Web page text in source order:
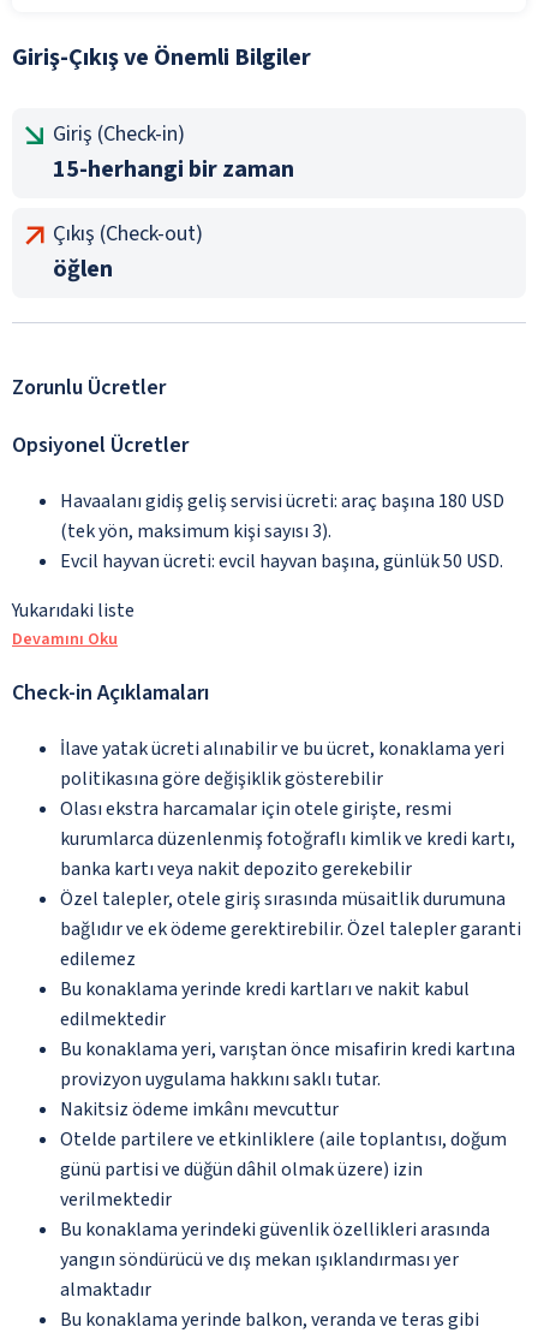
Giriş-Çıkış ve Önemli Bilgiler
Giriş (Check-in)
15-herhangi bir zaman
Çıkış (Check-out)
öğlen
Zorunlu Ücretler
Opsiyonel Ücretler
Havaalanı gidiş geliş servisi ücreti: araç başına 180 USD
(tek yön, maksimum kişi sayısı 3).
Evcil hayvan ücreti: evcil hayvan başına, günlük 50 USD.
Yukarıdaki liste
Devamını Oku
Check-in Açıklamaları
İlave yatak ücreti alınabilir ve bu ücret, konaklama yeri
politikasına göre değişiklik gösterebilir
Olası ekstra harcamalar için otele girişte, resmi
kurumlarca düzenlenmiş fotoğraflı kimlik ve kredi kartı,
banka kartı veya nakit depozito gerekebilir
Özel talepler, otele giriş sırasında müsaitlik durumuna
bağlıdır ve ek ödeme gerektirebilir. Özel talepler garanti
edilemez
Bu konaklama yerinde kredi kartları ve nakit kabul
edilmektedir
Bu konaklama yeri, varıştan önce misafirin kredi kartına
provizyon uygulama hakkını saklı tutar.
Nakitsiz ödeme imkânı mevcuttur
Otelde partilere ve etkinliklere (aile toplantısı, doğum
günü partisi ve düğün dâhil olmak üzere) izin
verilmektedir
Bu konaklama yerindeki güvenlik özellikleri arasında
yangın söndürücü ve dış mekan ışıklandırması yer
almaktadır
Bu konaklama yerinde balkon, veranda ve teras gibi